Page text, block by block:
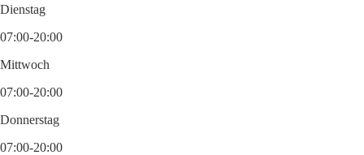
Dienstag
07:00-20:00
Mittwoch
07:00-20:00
Donnerstag
07:00-20:00